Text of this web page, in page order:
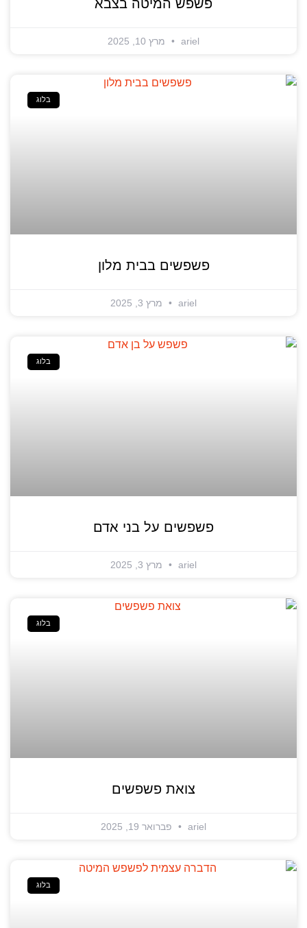
פשפש המיטה בצבא
ariel מרץ 10, 2025
בלוג
פשפשים בבית מלון
ariel מרץ 3, 2025
בלוג
פשפשים על בני אדם
ariel מרץ 3, 2025
בלוג
צואת פשפשים
ariel פברואר 19, 2025
בלוג